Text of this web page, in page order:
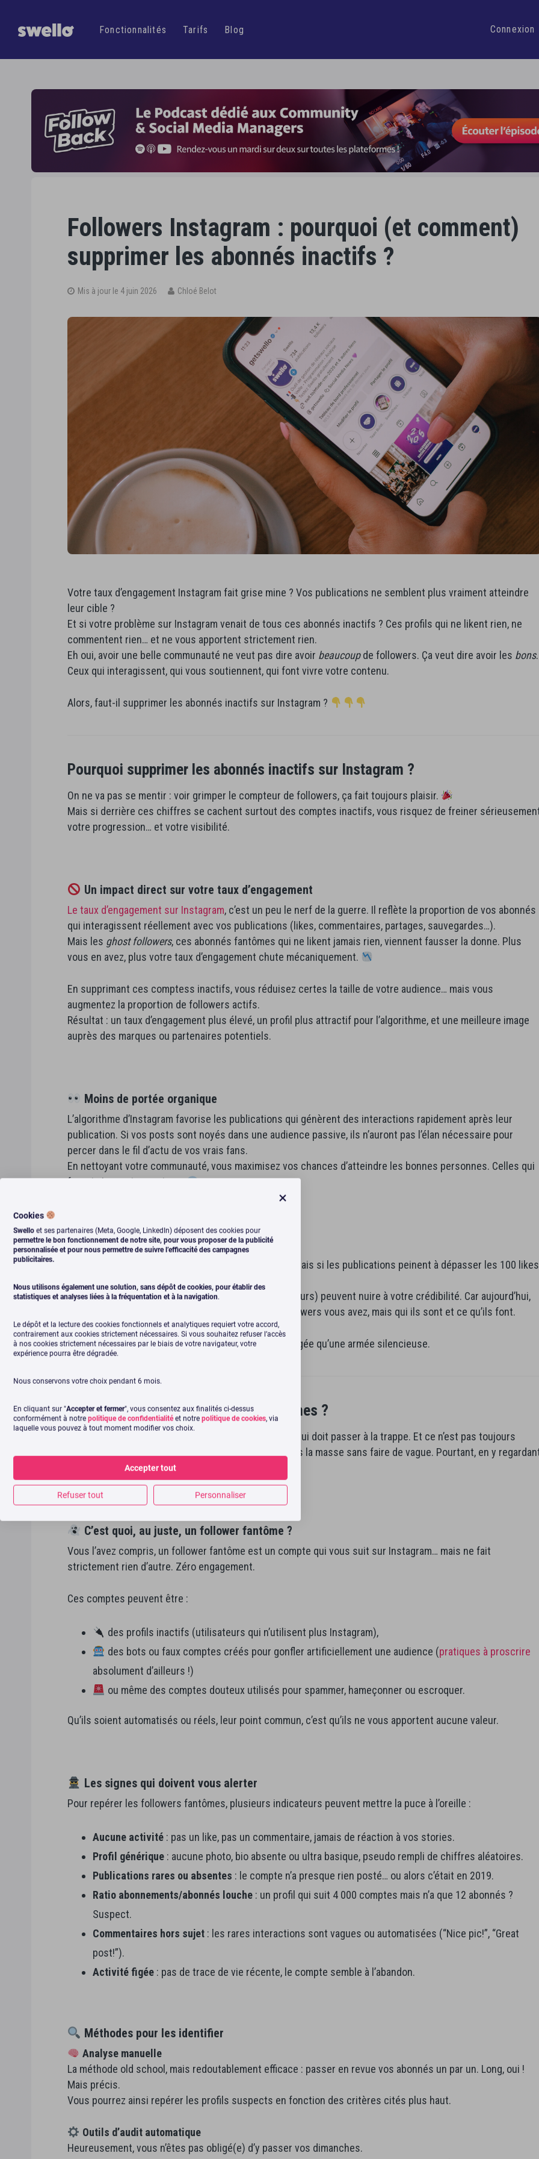
Fonctionnalités Tarifs Blog Connexion
Followers Instagram : pourquoi (et comment)
supprimer les abonnés inactifs ?
Mis à jour le 4 juin 2026 Chloé Belot
Votre taux d’engagement Instagram fait grise mine ? Vos publications ne semblent plus vraiment atteindre
leur cible ?
Et si votre problème sur Instagram venait de tous ces abonnés inactifs ? Ces profils qui ne likent rien, ne
commentent rien… et ne vous apportent strictement rien.
Eh oui, avoir une belle communauté ne veut pas dire avoir beaucoupde followers. Ça veut dire avoir les bons.
Ceux qui interagissent, qui vous soutiennent, qui font vivre votre contenu.
Alors, faut-il supprimer les abonnés inactifs sur Instagram ?
Pourquoi supprimer les abonnés inactifs sur Instagram ?
On ne va pas se mentir : voir grimper le compteur de followers, ça fait toujours plaisir.
Mais si derrière ces chiffres se cachent surtout des comptes inactifs, vous risquez de freiner
votre progression… et votre visibilité.
Un impact direct sur votre taux d’engagement
Le taux d’engagement sur Instagram, c’est un peu le nerf de la guerre. Il reflète la proportion de vos abonnés
qui interagissent réellement avec vos publications (likes, commentaires, partages, sauvegardes…).
Mais les ghost followers, ces abonnés fantômes qui ne likent jamais rien, viennent fausser la donne. Plus
vous en avez, plus votre taux d’engagement chute mécaniquement.
En supprimant ces comptess inactifs, vous réduisez certes la taille de votre audience… mais vous
augmentez la proportion de followers actifs.
Résultat : un taux d’engagement plus élevé, un profil plus attractif pour l’algorithme, et une meilleure image
auprès des marques ou partenaires potentiels.
Moins de portée organique
L’algorithme d’Instagram favorise les publications qui génèrent des interactions rapidement après leur
publication. Si vos posts sont noyés dans une audience passive, ils n’auront pas l’élan nécessaire pour
percer dans le fil d’actu de vos vrais fans.
En nettoyant votre communauté, vous maximisez vos chances d’atteindre les bonnes personnes. Celles qui
feront vivre votre contenu.
Une fausse image de popularité
Un compte à 10 000 abonnés, c’est impressionnant. Mais si les publications peinent à dépasser les 100
la supercherie est vite démasquée…
Lesvanity metrics(ces chiffres flatteurs mais trompeurs) peuvent nuire à votre crédibilité. Car aujourd’hui,
ce qui compte vraiment, ce n’est pas combien de followers vous avez, mais qui ils sont et ce qu’ils font.
En clair : mieux vaut une petite communauté engagée qu’une armée silencieuse.
Comment repérer les followers fantômes ?
Avant de faire le grand ménage, encore faut-il savoir qui doit passer à la trappe. Et ce n’est pas toujours
évident… Certains comptes fantômes se fondent dans la masse sans faire de vague. Pourtant, en y
de plus près, certains signes ne trompent pas.
C’est quoi, au juste, un follower fantôme ?
Vous l’avez compris, un follower fantôme est un compte qui vous suit sur Instagram… mais ne fait
strictement rien d’autre. Zéro engagement.
Ces comptes peuvent être :
des profils inactifs (utilisateurs qui n’utilisent plus Instagram),
des bots ou faux comptes créés pour gonfler artificiellement une audience (pratiques à proscrire
absolument d’ailleurs !)
ou même des comptes douteux utilisés pour spammer, hameçonner ou escroquer.
Qu’ils soient automatisés ou réels, leur point commun, c’est qu’ils ne vous apportent aucune valeur.
Les signes qui doivent vous alerter
Pour repérer les followers fantômes, plusieurs indicateurs peuvent mettre la puce à l’oreille :
Aucune activité : pas un like, pas un commentaire, jamais de réaction à vos stories.
Profil générique : aucune photo, bio absente ou ultra basique, pseudo rempli de chiffres aléatoires.
Publications rares ou absentes : le compte n’a presque rien posté… ou alors c’était en 2019.
Ratio abonnements/abonnés louche : un profil qui suit 4 000 comptes mais n’a que 12 abonnés ?
Suspect.
Commentaires hors sujet : les rares interactions sont vagues ou automatisées (“Nice pic!”, “Great
post!”).
Activité figée : pas de trace de vie récente, le compte semble à l’abandon.
Méthodes pour les identifier
Analyse manuelle
La méthode old school, mais redoutablement efficace : passer en revue vos abonnés un par un. Long, oui !
Mais précis.
Vous pourrez ainsi repérer les profils suspects en fonction des critères cités plus haut.
Outils d’audit automatique
Heureusement, vous n’êtes pas obligé(e) d’y passer vos dimanches.
Cookies
Swello et ses partenaires (Meta, Google, LinkedIn) déposent des cookies pour
permettre le bon fonctionnement de notre site, pour vous proposer de la publicité
personnalisée et pour nous permettre de suivre l’efficacité des campagnes
publicitaires.
Nous utilisons également une solution, sans dépôt de cookies, pour établir des
statistiques et analyses liées à la fréquentation et à la navigation.
Le dépôt et la lecture des cookies fonctionnels et analytiques requiert votre accord,
contrairement aux cookies strictement nécessaires. Si vous souhaitez refuser l’accès
à nos cookies strictement nécessaires par le biais de votre navigateur, votre
expérience pourra être dégradée.
Nous conservons votre choix pendant 6 mois.
En cliquant sur "Accepter et fermer", vous consentez aux finalités ci-dessus
conformément à notre politique de confidentialitéet notre politique de cookies, via
laquelle vous pouvez à tout moment modifier vos choix.
Accepter tout
Refuser tout Personnaliser